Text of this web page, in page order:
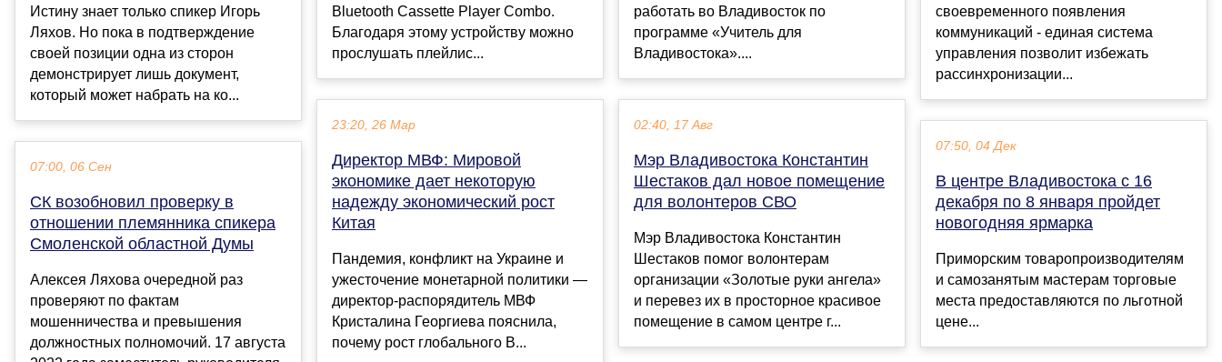
Истину знает только спикер Игорь
Ляхов. Но пока в подтверждение
своей позиции одна из сторон
демонстрирует лишь документ,
который может набрать на ко...
07:00, 06 Сен
СК возобновил проверку в
отношении племянника спикера
Смоленской областной Думы
Алексея Ляхова очередной раз
проверяют по фактам
мошенничества и превышения
должностных полномочий. 17 августа
Bluetooth Cassette Player Combo.
Благодаря этому устройству можно
прослушать плейлис...
23:20, 26 Мар
Директор МВФ: Мировой
экономике дает некоторую
надежду экономический рост
Китая
Пандемия, конфликт на Украине и
ужесточение монетарной политики —
директор-распорядитель МВФ
Кристалина Георгиева пояснила,
почему рост глобального В...
работать во Владивосток по
программе «Учитель для
Владивостока»....
02:40, 17 Авг
Мэр Владивостока Константин
Шестаков дал новое помещение
для волонтеров СВО
Мэр Владивостока Константин
Шестаков помог волонтерам
организации «Золотые руки ангела»
и перевез их в просторное красивое
помещение в самом центре г...
своевременного появления
коммуникаций - единая система
управления позволит избежать
рассинхронизации...
07:50, 04 Дек
В центре Владивостока с 16
декабря по 8 января пройдет
новогодняя ярмарка
Приморским товаропроизводителям
и самозанятым мастерам торговые
места предоставляются по льготной
цене...